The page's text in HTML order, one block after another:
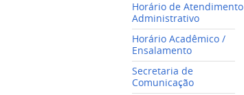
Horário de Atendimento
Administrativo
Horário Acadêmico /
Ensalamento
Secretaria de
Comunicação